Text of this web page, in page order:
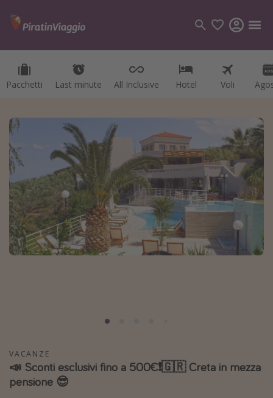
Pacchetti Last minute All Inclusive Hotel Voli
Categorie
Hotel
Vacanze
Crociere
Destinazioni
Tutte le destinazioni
Italia
Malta
Canarie
VACANZE
📣 Sconti esclusivi fino a 500€❗️🇬🇷 Creta in mezza
pensione 😎